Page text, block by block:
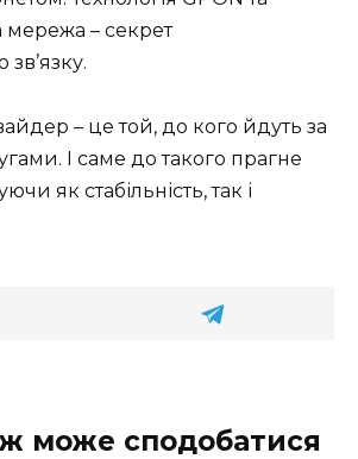
мережа – секрет
– це той, до кого йдуть за
І саме до такого прагне
як стабільність, так і
може сподобатися